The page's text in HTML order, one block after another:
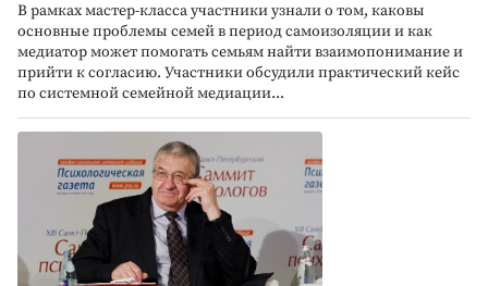
В рамках мастер-класса участники узнали о том, каковы
основные проблемы семей в период самоизоляции и как
медиатор может помогать семьям найти взаимопонимание и
прийти к согласию. Участники обсудили практический кейс
по системной семейной медиации...